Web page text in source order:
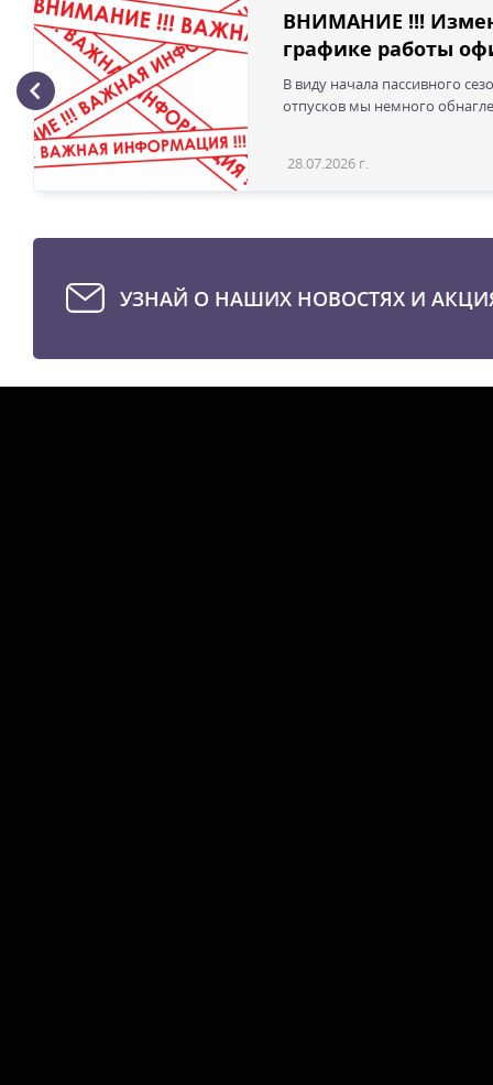
ВНИМАНИЕ !!!
графике работы
В виду начала пассивного
отпусков мы немного
28.07.2026 г.
УЗНАЙ О НАШИХ НОВОСТЯХ И